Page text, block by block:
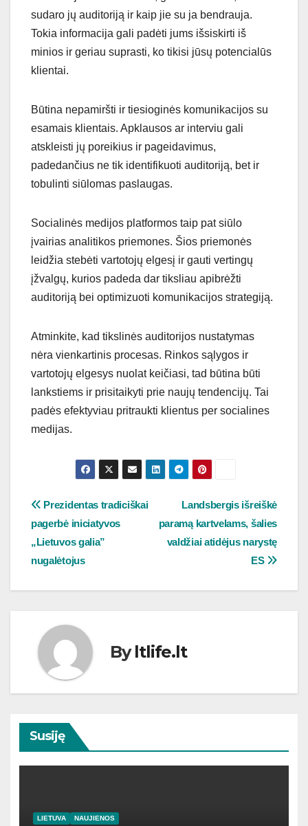
sudaro jų auditoriją ir kaip jie su ja bendrauja.
Tokia informacija gali padėti jums išsiskirti iš
minios ir geriau suprasti, ko tikisi jūsų potencialūs
klientai.
Būtina nepamiršti ir tiesioginės komunikacijos su
esamais klientais. Apklausos ar interviu gali
atskleisti jų poreikius ir pageidavimus,
padedančius ne tik identifikuoti auditoriją, bet ir
tobulinti siūlomas paslaugas.
Socialinės medijos platformos taip pat siūlo
įvairias analitikos priemones. Šios priemonės
leidžia stebėti vartotojų elgesį ir gauti vertingų
įžvalgų, kurios padeda dar tiksliau apibrėžti
auditoriją bei optimizuoti komunikacijos strategiją.
Atminkite, kad tikslinės auditorijos nustatymas
nėra vienkartinis procesas. Rinkos sąlygos ir
vartotojų elgesys nuolat keičiasi, tad būtina būti
lankstiems ir prisitaikyti prie naujų tendencijų. Tai
padės efektyviau pritraukti klientus per socialines
medijas.
Navigacija
tarp
įrašų
Landsbergis išreiškė
paramą kartvelams, šalies
valdžiai atidėjus narystę
ES
Prezidentas tradiciškai
pagerbė iniciatyvos
„Lietuvos galia”
nugalėtojus
Byltlife.lt
Susiję
LIETUVA NAUJIENOS